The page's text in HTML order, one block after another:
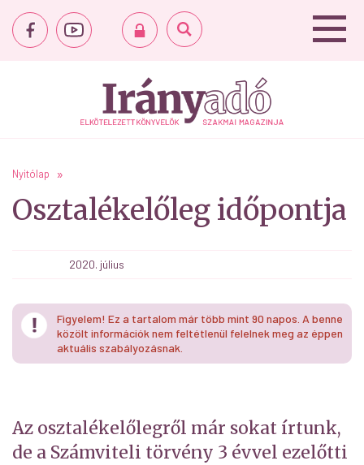
Nyitólap
Osztalékelőleg időpontja
2020. július
Figyelem! Ez a tartalom már több mint 90 napos. A benne
közölt információk nem feltétlenül felelnek meg az éppen
aktuális szabályozásnak.
Az osztalékelőlegről már sokat írtunk,
de a Számviteli törvény 3 évvel ezelőtti